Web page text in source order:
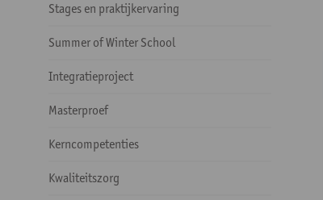
Stages en praktijkervaring
Summer of Winter School
Integratieproject
Masterproef
Kerncompetenties
Kwaliteitszorg